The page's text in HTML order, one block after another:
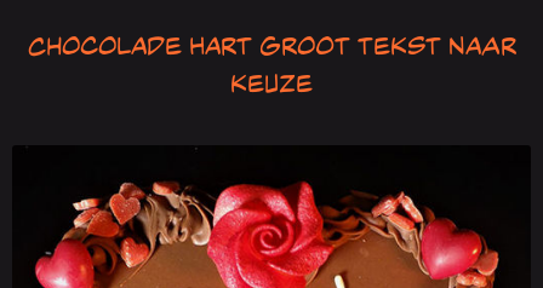
Chocolade Hart groot tekst naar
keuze